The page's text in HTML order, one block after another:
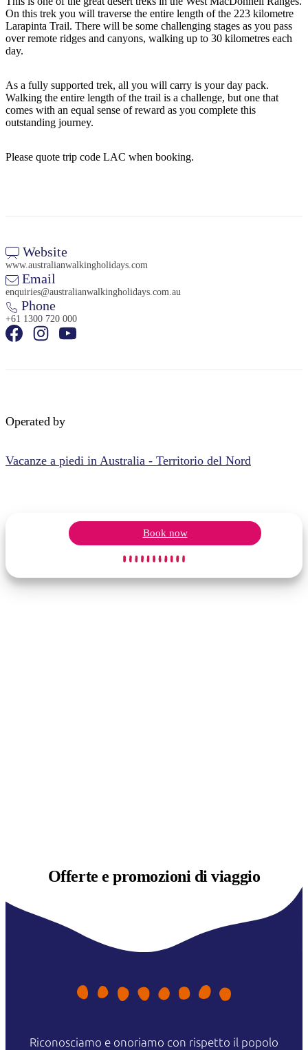
Sign
On this trek you will traverse the entire length of the 223 kilometre
Larapinta Trail. There will be some challenging stages as you pass
over remote ridges and canyons, walking up to 30 kilometres each
day.
As a fully supported trek, all you will carry is your day pack.
Walking the entire length of the trail is a challenge, but one that
comes with an equal sense of reward as you complete this
outstanding journey.
Please quote trip code LAC when booking.
Website
www.australianwalkingholidays.com
Email
enquiries@australianwalkingholidays.com.au
Phone
+61 1300 720 000
Operated by
Vacanze a piedi in Australia - Territorio del Nord
Book now
Offerte epromozioni di viaggio
Riconosciamo e onoriamo con rispetto il popolo